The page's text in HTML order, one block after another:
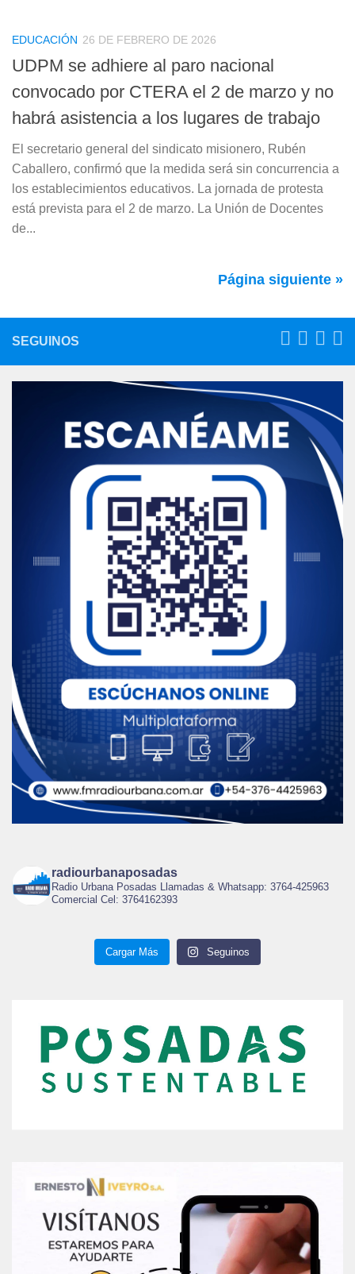
EDUCACIÓN 26 DE FEBRERO DE 2026
UDPM se adhiere al paro nacional
convocado por CTERA el 2 de marzo y no
habrá asistencia a los lugares de trabajo
El secretario general del sindicato misionero, Rubén
Caballero, confirmó que la medida será sin concurrencia a
los establecimientos educativos. La jornada de protesta
está prevista para el 2 de marzo. La Unión de Docentes
de...
Página siguiente »
SEGUINOS
radiourbanaposadas
Radio Urbana Posadas Llamadas & Whatsapp: 3764-425963
Comercial Cel: 3764162393
Cargar Más Seguinos